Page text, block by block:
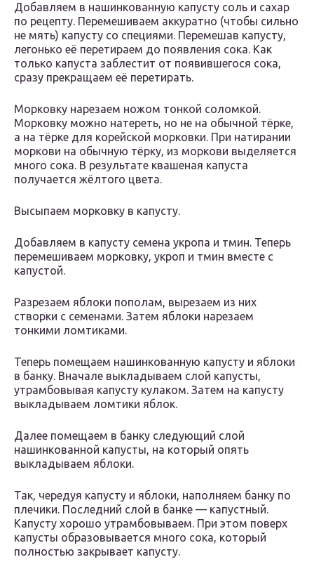
Добавляем в нашинкованную капусту соль и сахар
по рецепту. Перемешиваем аккуратно (чтобы сильно
не мять) капусту со специями. Перемешав капусту,
легонько её перетираем до появления сока. Как
только капуста заблестит от появившегося сока,
сразу прекращаем её перетирать.
Морковку нарезаем ножом тонкой соломкой.
Морковку можно натереть, но не на обычной тёрке,
а на тёрке для корейской морковки. При натирании
моркови на обычную тёрку, из моркови выделяется
много сока. В результате квашеная капуста
получается жёлтого цвета.
Высыпаем морковку в капусту.
Добавляем в капусту семена укропа и тмин. Теперь
перемешиваем морковку, укроп и тмин вместе с
капустой.
Разрезаем яблоки пополам, вырезаем из них
створки с семенами. Затем яблоки нарезаем
тонкими ломтиками.
Теперь помещаем нашинкованную капусту и яблоки
в банку. Вначале выкладываем слой капусты,
утрамбовывая капусту кулаком. Затем на капусту
выкладываем ломтики яблок.
Далее помещаем в банку следующий слой
нашинкованной капусты, на который опять
выкладываем яблоки.
Так, чередуя капусту и яблоки, наполняем банку по
плечики. Последний слой в банке — капустный.
Капусту хорошо утрамбовываем. При этом поверх
капусты образовывается много сока, который
полностью закрывает капусту.